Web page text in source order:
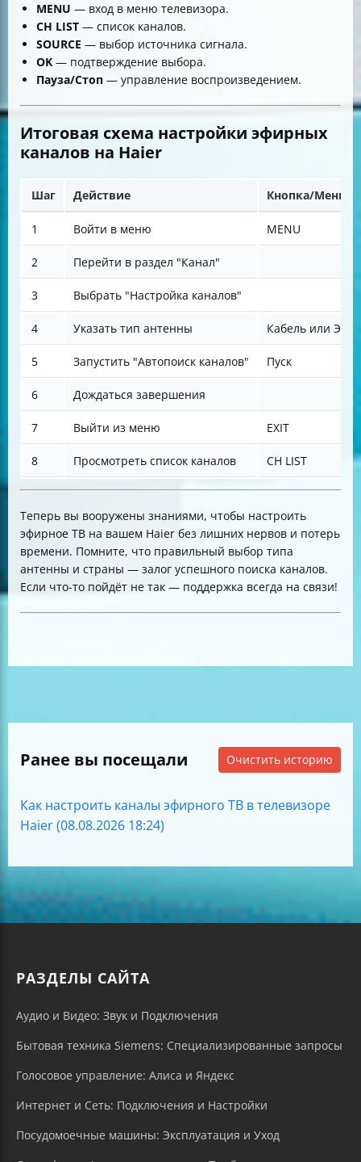
MENU — вход в меню телевизора.
CH LIST — список каналов.
SOURCE — выбор источника сигнала.
OK — подтверждение выбора.
Пауза/Стоп — управление воспроизведением.
Итоговая схема настройки эфирных
каналов на Haier
Шаг Действие Кнопка/Меню
1 Войти в меню MENU
2 Перейти в раздел "Канал"
3 Выбрать "Настройка каналов"
4 Указать тип антенны Кабель или
5 Запустить "Автопоиск каналов" Пуск
6 Дождаться завершения
7 Выйти из меню EXIT
8 Просмотреть список каналов CH LIST
Теперь вы вооружены знаниями, чтобы настроить
эфирное ТВ на вашем Haier без лишних нервов и потерь
времени. Помните, что правильный выбор типа
антенны и страны — залог успешного поиска каналов.
Если что-то пойдёт не так — поддержка всегда на связи!
Ранее вы посещали Очистить историю
Как настроить каналы эфирного ТВ в телевизоре
Haier (08.08.2026 18:24)
РАЗДЕЛЫ САЙТА
Аудио и Видео: Звук и Подключения
Бытовая техника Siemens: Специализированные запросы
Голосовое управление: Алиса и Яндекс
Интернет и Сеть: Подключения и Настройки
Посудомоечные машины: Эксплуатация и Уход